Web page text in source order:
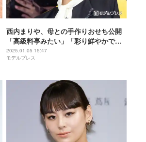
西内まりや、母との手作りおせち公開
「高級料亭みたい」「彩り鮮やかで美
しい」と反響
2025.01.05 15:47
モデルプレス